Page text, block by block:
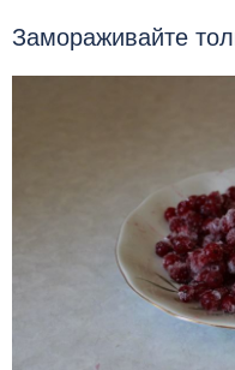
Замораживайте